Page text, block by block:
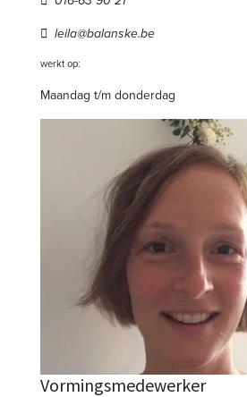
leila@balanske.be
werkt op:
Maandag t/m donderdag
Vormingsmedewerker